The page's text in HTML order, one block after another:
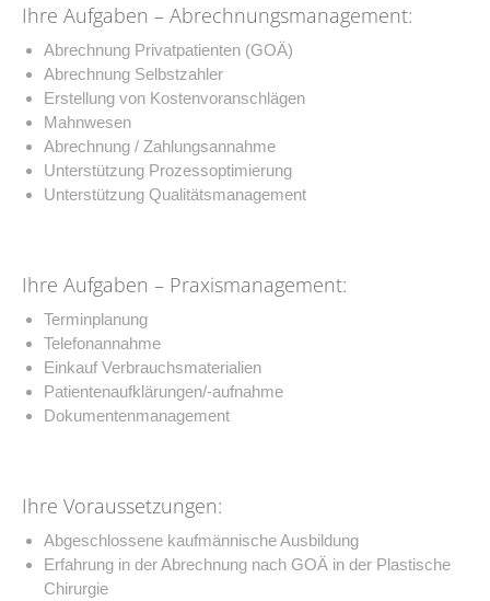
Ihre Aufgaben – Abrechnungsmanagement:
Abrechnung Privatpatienten (GOÄ)
Abrechnung Selbstzahler
Erstellung von Kostenvoranschlägen
Mahnwesen
Abrechnung / Zahlungsannahme
Unterstützung Prozessoptimierung
Unterstützung Qualitätsmanagement
Ihre Aufgaben – Praxismanagement:
Terminplanung
Telefonannahme
Einkauf Verbrauchsmaterialien
Patientenaufklärungen/-aufnahme
Dokumentenmanagement
Ihre Voraussetzungen:
Abgeschlossene kaufmännische Ausbildung
Erfahrung in der Abrechnung nach GOÄ in der Plastische
Chirurgie